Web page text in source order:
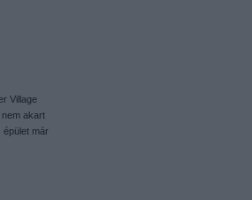
Village
akart
épület már